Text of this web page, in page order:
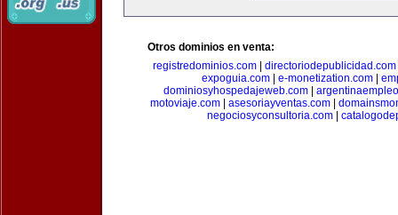
Otros dominios en venta:
registredominios.com| directoriodepublicidad.com
expoguia.com| e-monetization.com|
dominiosyhospedajeweb.com
motoviaje.com
asesoriayventas.com
negociosyconsultoria.com|